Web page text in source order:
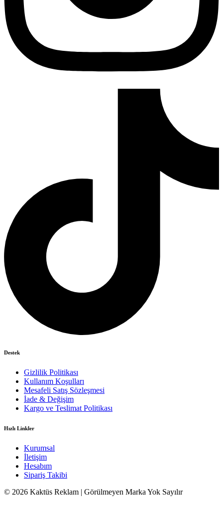
Destek
Gizlilik Politikası
Kullanım Koşulları
Mesafeli Satış Sözleşmesi
İade & Değişim
Kargo ve Teslimat Politikası
Hızlı Linkler
Kurumsal
İletişim
Hesabım
Sipariş Takibi
© 2026 Kaktüs Reklam | Görülmeyen Marka Yok Sayılır